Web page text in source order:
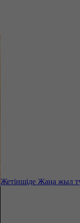
Жетіншіде Жаңа жыл